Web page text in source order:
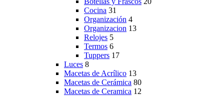
Cocina 31
Organización 4
Organizacion 13
Relojes 5
Termos 6
Tuppers 17
Luces 8
Macetas de Acrílico 13
Macetas de Cerámica 80
Macetas de Ceramica 12